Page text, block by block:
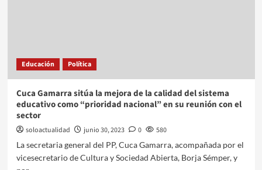
Educación Política
Cuca Gamarra sitúa la mejora de la calidad del sistema
educativo como “prioridad nacional” en su reunión con el
sector
soloactualidad junio 30, 2023 0
580
La secretaria general del PP, Cuca Gamarra, acompañada por el
vicesecretario de Cultura y Sociedad Abierta, Borja Sémper, y